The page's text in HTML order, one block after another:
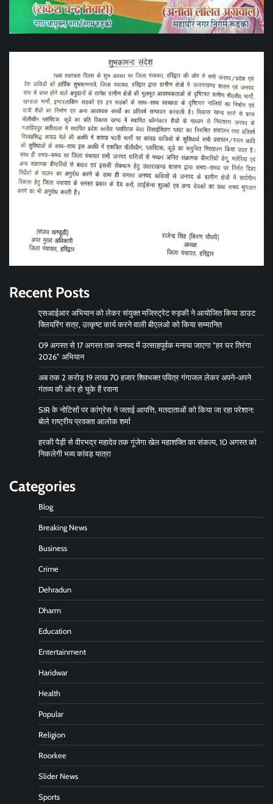
Recent Posts
एसआईआर अभियान को लेकर संयुक्त मजिस्ट्रेट रुड़की ने आयोजित किया डाउट
क्लियरिंग सत्र, उत्कृष्ट कार्य करने वाली बीएलओ को किया सम्मानित
09 अगस्त से 17 अगस्त तक जनपद में उत्साहपूर्वक मनाया जाएगा “हर घर तिरंगा
2026” अभियान
अब तक 2 करोड़ 19 लाख 70 हजार शिवभक्त पवित्र गंगाजल लेकर अपने-अपने
गंतव्य की ओर हो चुके हैं रवाना
SIR के नोटिसों पर कांग्रेस ने जताई आपत्ति, मतदाताओं को किया जा रहा परेशान:
बोले राष्ट्रीय प्रवक्ता आलोक शर्मा
हरकी पैड़ी से वीरभद्र महादेव तक गूंजेगा खेल महाशक्ति का संकल्प, 10 अगस्त को
निकलेगी भव्य कांवड़ यात्रा
Categories
Blog
Breaking News
Business
Crime
Dehradun
Dharm
Education
Entertainment
Haridwar
Health
Popular
Religion
Roorkee
Slider News
Sports